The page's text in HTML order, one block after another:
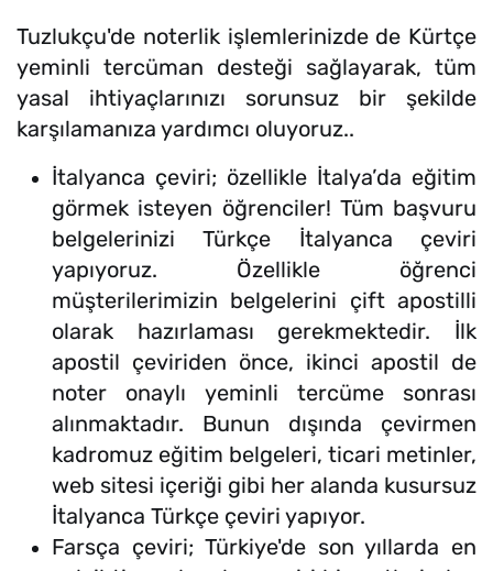
Tuzlukçu'de noterlik işlemlerinizde de Kürtçe
yeminli tercüman desteği sağlayarak, tüm
yasal ihtiyaçlarınızı sorunsuz bir şekilde
karşılamanıza yardımcı oluyoruz..
İtalyanca çeviri; özellikle İtalya’da eğitim
görmek isteyen öğrenciler! Tüm başvuru
belgelerinizi Türkçe İtalyanca çeviri
yapıyoruz. Özellikle öğrenci
müşterilerimizin belgelerini çift apostilli
olarak hazırlaması gerekmektedir. İlk
apostil çeviriden önce, ikinci apostil de
noter onaylı yeminli tercüme sonrası
alınmaktadır. Bunun dışında çevirmen
kadromuz eğitim belgeleri, ticari metinler,
web sitesi içeriği gibi her alanda kusursuz
İtalyanca Türkçe çeviri yapıyor.
Farsça çeviri; Türkiye'de son yıllarda en